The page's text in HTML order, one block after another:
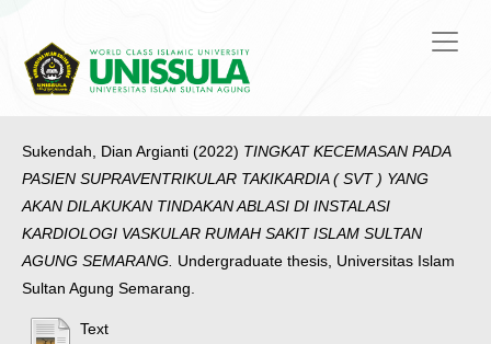
Sukendah, Dian Argianti (2022) TINGKAT KECEMASAN PADA
PASIEN SUPRAVENTRIKULAR TAKIKARDIA ( SVT ) YANG
AKAN DILAKUKAN TINDAKAN ABLASI DI INSTALASI
KARDIOLOGI VASKULAR RUMAH SAKIT ISLAM SULTAN
AGUNG SEMARANG. Undergraduate thesis, Universitas Islam
Sultan Agung Semarang.
Text